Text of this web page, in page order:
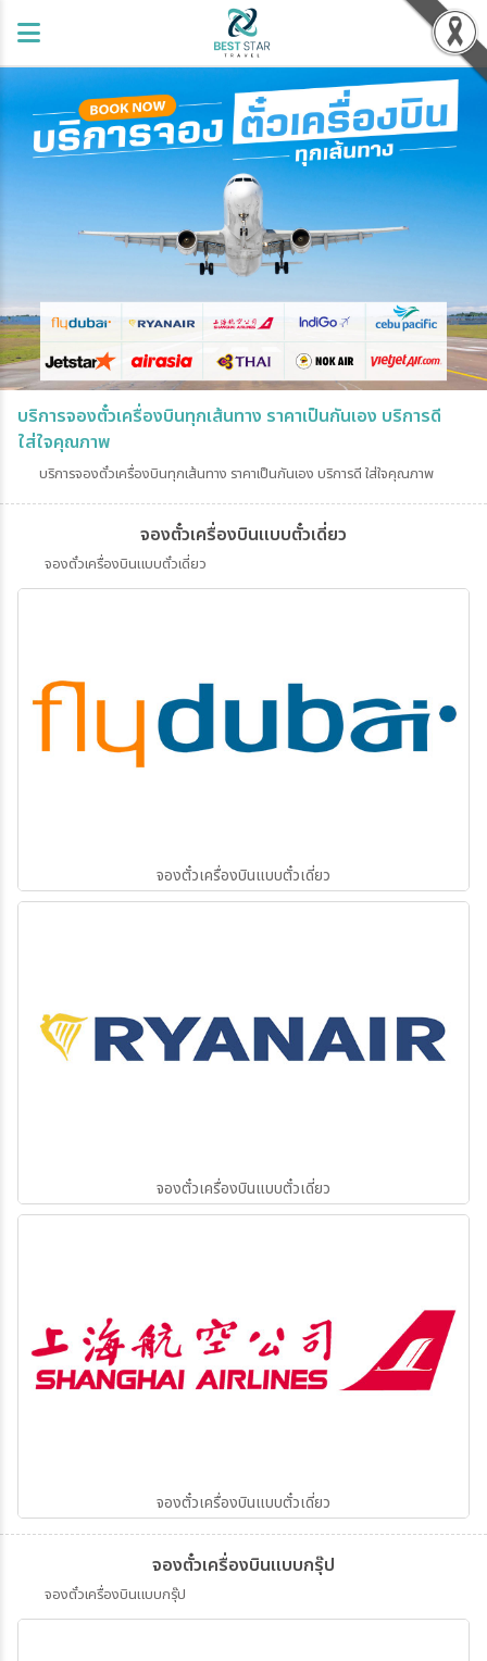
บริการจองตั๋วเครื่องบินทุกเส้นทาง ราคาเป็นกันเอง บริการดี
ใส่ใจคุณภาพ
บริการจองตั๋วเครื่องบินทุกเส้นทาง ราคาเป็นกันเอง บริการดี ใส่ใจคุณภาพ
จองตั๋วเครื่องบินแบบตั๋วเดี่ยว
จองตั๋วเครื่องบินแบบตั๋วเดี่ยว
จองตั๋วเครื่องบินแบบตั๋วเดี่ยว
จองตั๋วเครื่องบินแบบตั๋วเดี่ยว
จองตั๋วเครื่องบินแบบตั๋วเดี่ยว
จองตั๋วเครื่องบินแบบกรุ๊ป
จองตั๋วเครื่องบินแบบกรุ๊ป